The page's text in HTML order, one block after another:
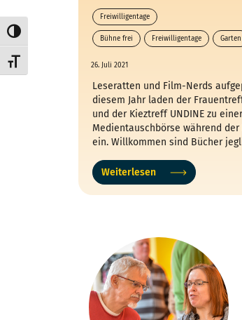
Umschalten auf hohe Kontraste
Schrift vergrößern
Freiwilligentage
Bühne frei Freiwilligentage Garten
Kieztreff UNDINE
26. Juli 2021
Leseratten und Film-Nerds
diesem Jahr laden der
und der Kieztreff UNDINE zu
Medientauschbörse während
ein. Willkommen sind Bücher
Fotoband. Auch DVDs, CDs etc.
werden.
Weiterlesen